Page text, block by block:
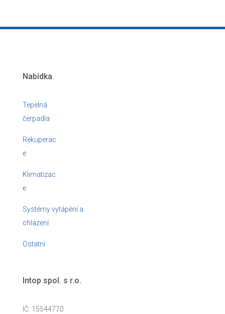
Nabídka
Tepelná
čerpadla
Rekuperac
e
Klimatizac
e
Systémy vytápění a
chlazení
Ostatní
Intop spol. s r.o.
IČ: 15544770